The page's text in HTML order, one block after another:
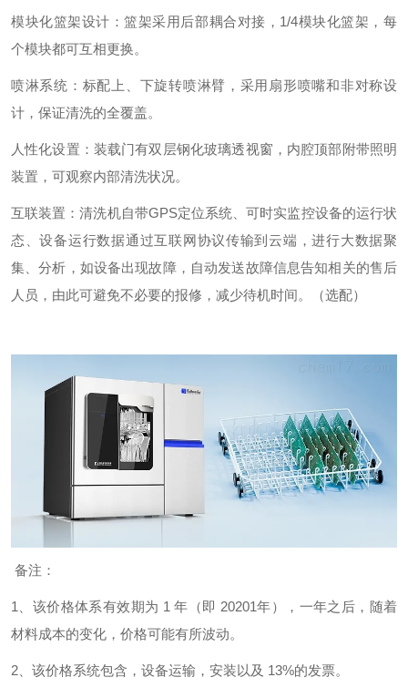
模块化篮架设计：篮架采用后部耦合对接，1/4模块化篮架，每
个模块都可互相更换。
喷淋系统：标配上、下旋转喷淋臂，采用扇形喷嘴和非对称设
计，保证清洗的全覆盖。
人性化设置：装载门有双层钢化玻璃透视窗，内腔顶部附带照明
装置，可观察内部清洗状况。
互联装置：清洗机自带GPS定位系统、可时实监控设备的运行状
态、设备运行数据通过互联网协议传输到云端，进行大数据聚
集、分析，如设备出现故障，自动发送故障信息告知相关的售后
人员，由此可避免不必要的报修，减少待机时间。（选配）
备注：
1、该价格体系有效期为 1 年（即 20201年），一年之后，随着
材料成本的变化，价格可能有所波动。
2、该价格系统包含，设备运输，安装以及 13%的发票。